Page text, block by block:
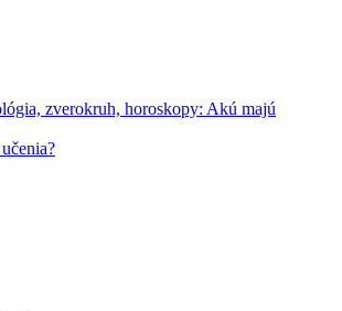
zverokruh, horoskopy: Akú majú